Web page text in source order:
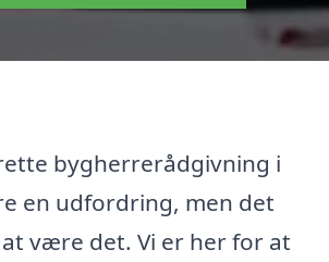
bygherrerådgivning i
en udfordring, men det
være det. Vi er her for at